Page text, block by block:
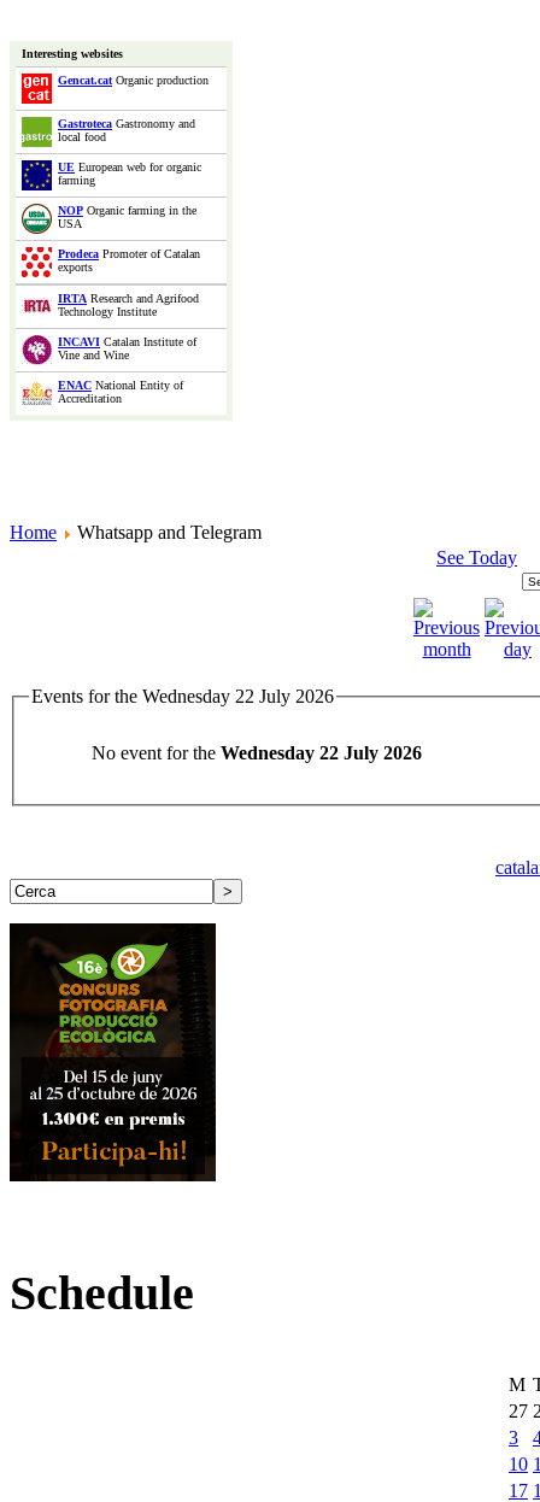
Interesting websites
Gencat.catOrganic production
Gastroteca Gastronomy and
local food
UE European web for organic
farming
NOP Organic farming in the
USA
Prodeca Promoter of Catalan
exports
IRTA Research and Agrifood
Technology Institute
INCAVI Catalan Institute of
Vine and Wine
ENAC National Entity of
Accreditation
Home
Whatsapp and Telegram
See Today
Events for the Wednesday 22 July 2026
No event for the Wednesday 22 July 2026
Schedule
M
27
3
10
17